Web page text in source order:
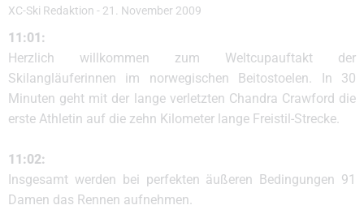
XC-Ski Redaktion - 21. November 2009
11:01:
Herzlich willkommen zum Weltcupauftakt der
Skilangläuferinnen im norwegischen Beitostoelen. In 30
Minuten geht mit der lange verletzten Chandra Crawford die
erste Athletin auf die zehn Kilometer lange Freistil-Strecke.
11:02:
Insgesamt werden bei perfekten äußeren Bedingungen 91
Damen das Rennen aufnehmen.